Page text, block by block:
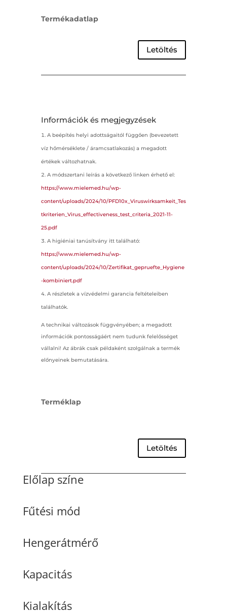
Termékadatlap
Letöltés
Információk és megjegyzések
A beépítés helyi adottságaitól függően (bevezetett
víz hőmérséklete / áramcsatlakozás) a megadott
értékek változhatnak.
A módszertani leírás a következő linken érhető el:
https://www.mielemed.hu/wp-
content/uploads/2024/10/PFD10x_Viruswirksamkeit_Tes
tkriterien_Virus_effectiveness_test_criteria_2021-11-
25.pdf
A higiéniai tanúsítvány itt található:
https://www.mielemed.hu/wp-
content/uploads/2024/10/Zertifikat_gepruefte_Hygiene
-kombiniert.pdf
A részletek a vízvédelmi garancia feltételeiben
találhatók.
A technikai változások függvényében; a megadott
információk pontosságáért nem tudunk felelősséget
vállalni! Az ábrák csak példaként szolgálnak a termék
előnyeinek bemutatására.
Terméklap
Letöltés
Előlap színe
Fűtési mód
Hengerátmérő
Kapacitás
Kialakítás